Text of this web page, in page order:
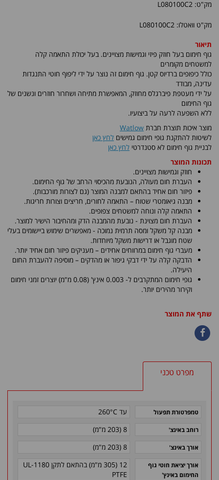
מק"ט: L080100C2
מק"ט וואטלו: L080100C2
תיאור
גוף חימום בעל חוזק פיזי וגמישות מצויינים. בעל יכולת התאמה קלה
למשטחים מקומרים
כולל כיפופים ברדיוס קטן. גוף חימום זה נוצר על ידי ליפוף חוטי התנגדות
עדינה, מבודד
על ידי מעטפת פיברגלס מחוזק, המאפשרת מתיחה ושחרור חוזרים ונשנים של
גוף החימום
ללא השפעה לרעה על ביצועיו.
מוצר איכות תוצרת חברת Watlow
לשיטות להתקנת גופי חימום גמישים לחץ כאן
לבניית גוף חימום לא סטנדרטי לחץ כאן
תכונות המוצר
חוזק וגמישות מצויינים.
העברת חום מעולה, הנובעת מהכיסוי הרחב של גוף החימום.
פיזור חום אחיד בהתאם למבנה המוצר (גם לצורות מורכבות).
מבנה גיאומטרי שטוח – התאמה לחורים, חריצים וצורות חריגות.
התאמה קלה ונוחה למשטחים צפופים.
העברת חום מצוינת - נובעת מהמבנה הדק ומהחיבור הישיר למוצר.
מבנה קל משקל ומסה תרמית נמוכה - מאפשרים שימוש ביישומים בעלי
שטח מוגבל או דרישות משקל מיוחדות.
מעברי גוף חימום במרווחים אחידים – מעניקים פיזור חום אחיד יותר.
הדבקה קלה על ידי דבקי גיפור או מהדקים – מוסיפה להעברת החום
היעילה.
גופי חימום המתקרבים ל- 0.003 אינץ' (0.08 מ"מ) יוצרים זמני חימום
וקירור מהירים יותר.
שתף את המוצר
מפרט טכני
טמפרטורת תפעול עד 260°C
רוחב באינצ' 8 (203 מ"מ)
אורך באינצ' 8 (203 מ"מ)
אורך יציאת חוטי גוף
החימום באינץ'
12 (305 מ"מ) בהתאם לתקן 1180-UL
PTFE